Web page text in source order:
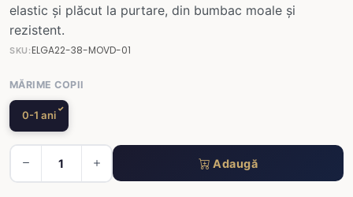
elastic și plăcut la purtare, din bumbac moale și
rezistent.
SKU:ELGA22-38-MOVD-01
MĂRIME COPII
0-1 ani
Adaugă